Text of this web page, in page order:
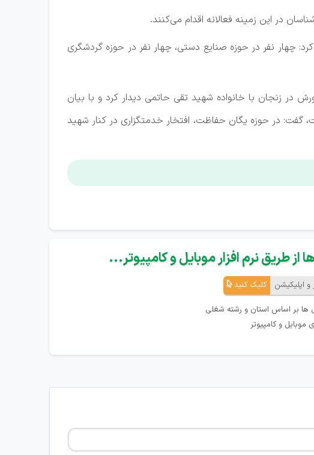
در این زمینه فعالانه اقدام می‌کنند.
چهار نفر در حوزه صنایع‌ دستی، چهار نفر در حوزه گردشگری
در زنجان با خانواده شهید تقی حاتمی دیدار کرد و با بیان
گفت: در حوزه یگان حفاظت، افتخار خدمتگزاری در کنار شهید
از طریق نرم افزار موبایل و کامپیوتر...
و اپلیکیشن کلیک کنید
ها بر اساس استان و رشته شغلی
و کامپیوتر